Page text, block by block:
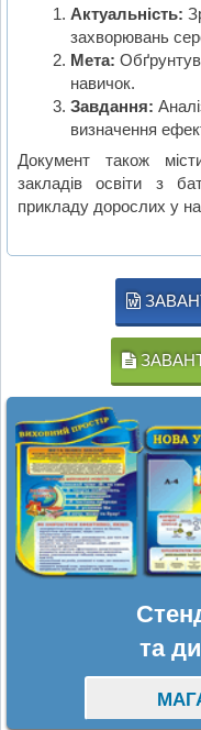
Актуальність:
захворювань
Мета:
навичок.
Завдання:
визначення
Документ також
закладів освіти з
прикладу дорослих у
та